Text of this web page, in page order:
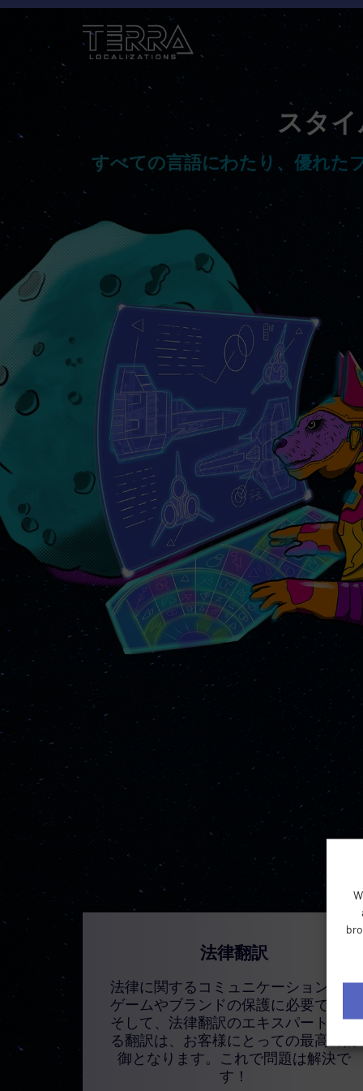
スタ
すべての言語にわたり、優れた
法律翻訳
法律に関するコミュニケーションは、
ゲームやブランドの保護に必要です。
そして、法律翻訳のエキスパートによ
る翻訳は、お客様にとっての最高の防
御となります。これで問題は解決で
す！